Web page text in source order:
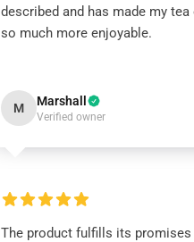
described and has made my tea
so much more enjoyable.
M Marshall
Verified owner
The product fulfills its